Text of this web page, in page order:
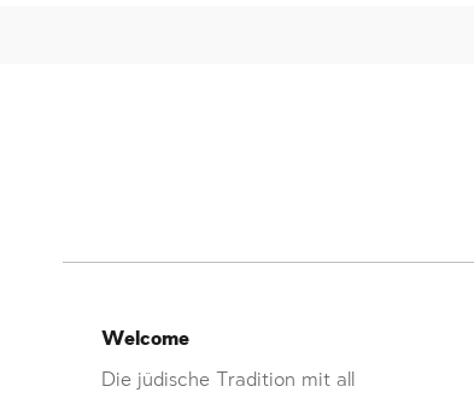
Welcome
Die jüdische Tradition mit all